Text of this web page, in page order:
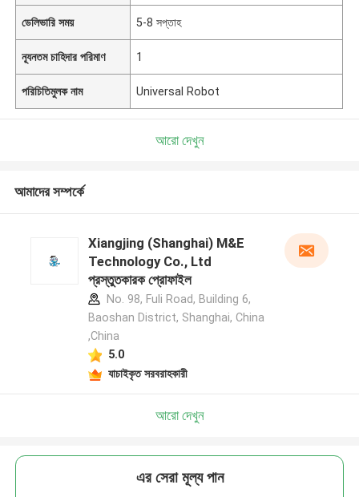
ডেলিভারি সময় 5-8 সপ্তাহ
ন্যূনতম চাহিদার পরিমাণ 1
পরিচিতিমুলক নাম Universal Robot
আরো দেখুন
আমাদের সম্পর্কে
Xiangjing (Shanghai) M&E
Technology Co., Ltd
প্রস্তুতকারক প্রোফাইল
No. 98, Fuli Road, Building 6,
Baoshan District, Shanghai, China
,China
5.0
যাচাইকৃত সরবরাহকারী
আরো দেখুন
এর সেরা মূল্য পান